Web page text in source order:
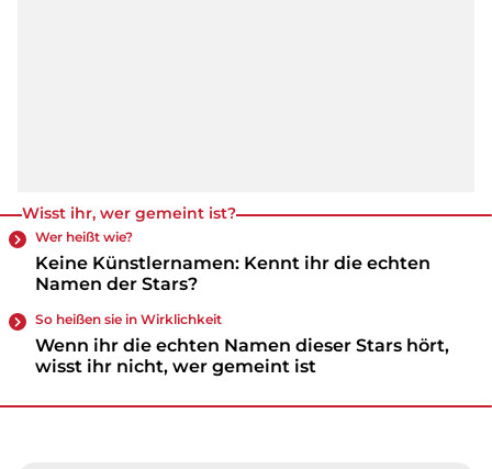
Wisst ihr, wer gemeint ist?
Wer heißt wie?
Keine Künstlernamen: Kennt ihr die echten
Namen der Stars?
So heißen sie in Wirklichkeit
Wenn ihr die echten Namen dieser Stars hört,
wisst ihr nicht, wer gemeint ist